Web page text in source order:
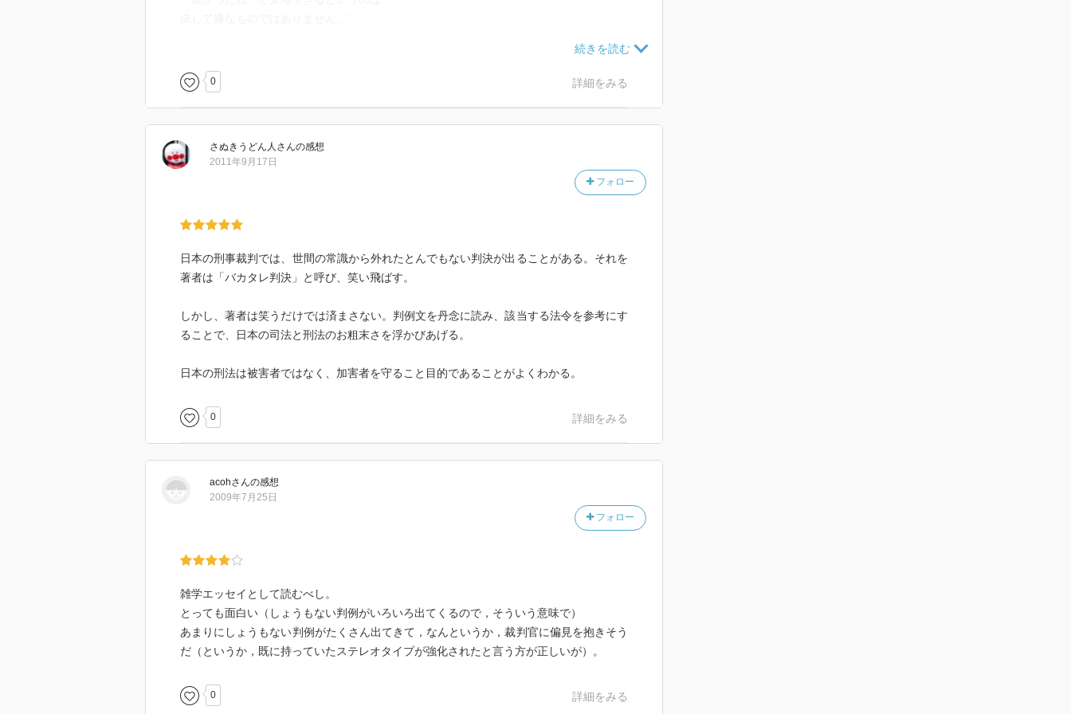
裁判や法律に関するおかしな点を記した一冊。
裁判員制度についてから賭博に関してまで、
上記の引用は、
とある強盗事件についての一文。
一番良いのは事件が起こる前に、
強く伝えたい所が太字にしてくれてあるので、
わかりやすく読みやすい一冊です。
ーーーーー
0 詳細をみる
さぬきうどん人 さんの感想
フォロー
2011年9月17日
日本の刑事裁判では、世間の常識から外れたとんでもない判決が出ることがある。それを
著者は「バカタレ判決」と呼び、笑い飛ばす。
しかし、著者は笑うだけでは済まさない。判例文を丹念に読み、該当する法令を参考にす
ることで、日本の司法と刑法のお粗末さを浮かびあげる。
日本の刑法は被害者ではなく、加害者を守ること目的であることがよくわかる。
0 詳細をみる
acohさんの感想
フォロー
2009年7月25日
雑学エッセイとして読むべし。
とっても面白い（しょうもない判例がいろいろ出てくるので，そういう意味で）
あまりにしょうもない判例がたくさん出てきて，なんというか，裁判官に偏見を抱きそう
だ（というか，既に持っていたステレオタイプが強化されたと言う方が正しいが）。
0 詳細をみる